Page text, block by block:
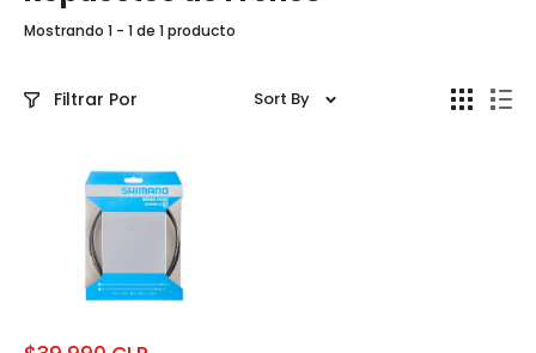
Mostrando 1 - 1 de 1 producto
Filtrar Por Sort By